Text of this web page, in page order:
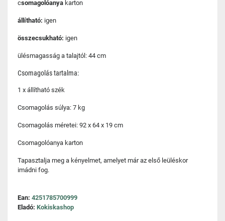
csomagolóanya karton
állítható: igen
összecsukható: igen
ülésmagasság a talajtól: 44 cm
Csomagolás tartalma:
1 x állítható szék
Csomagolás súlya: 7 kg
Csomagolás méretei: 92 x 64 x 19 cm
Csomagolóanya karton
Tapasztalja meg a kényelmet, amelyet már az első leüléskor
imádni fog.
Ean: 4251785700999
Eladó: Kokiskashop